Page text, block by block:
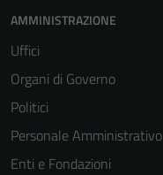
AMMINISTRAZIONE
Uffici
Organi di Governo
Politici
Personale Amministrativo
Enti e Fondazioni